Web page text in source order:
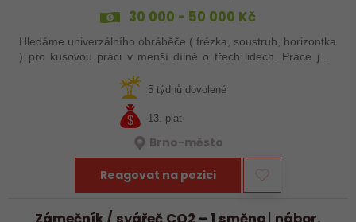
30 000 - 50 000 Kč
Hledáme univerzálního obráběče ( frézka, soustruh, horizontka
) pro kusovou práci v menší dílně o třech lidech. Práce je v
5 týdnů dovolené
13. plat
Brno-město
Reagovat na pozici